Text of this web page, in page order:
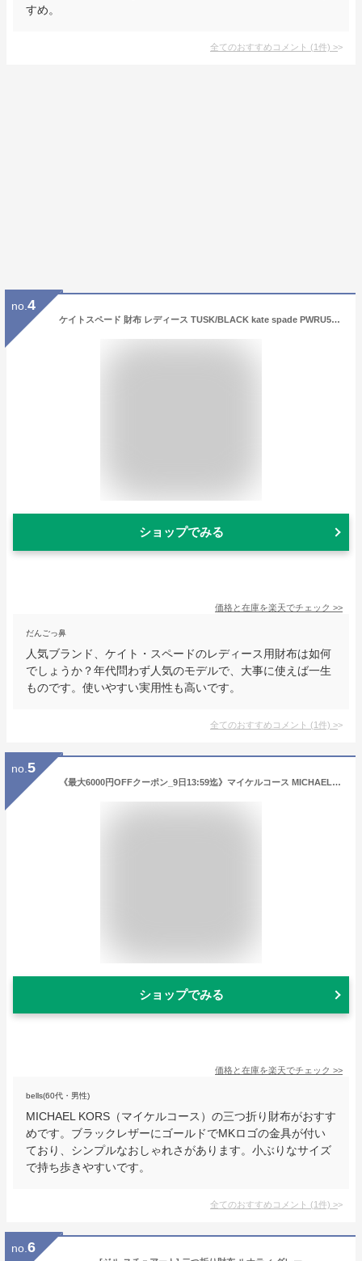
すめ。
全てのおすすめコメント (1件) >
no. 4
ケイトスペード 財布 レディース TUSK/BLACK kate spade PWRU5844 913 ブラック 誕生日 ブランド プレゼントにも 高級 20代 30代 40代 50代 60代
ショップでみる
価格と在庫を楽天でチェック >>
だんごっ鼻
人気ブランド、ケイト・スペードのレディース用財布は如何
でしょうか？年代問わず人気のモデルで、大事に使えば一生
ものです。使いやすい実用性も高いです。
全てのおすすめコメント (1件) >
no. 5
《最大6000円OFFクーポン_9日13:59迄》マイケルコース MICHAEL KORS 財布 レディース 三つ折り財布 CARMEN レザー ブラック 34S1GNME6L 001 | コンビニ受取 ブランド
ショップでみる
価格と在庫を楽天でチェック >>
bells(60代・男性)
MICHAEL KORS（マイケルコース）の三つ折り財布がおすす
めです。ブラックレザーにゴールドでMKロゴの金具が付い
ており、シンプルなおしゃれさがあります。小ぶりなサイズ
で持ち歩きやすいです。
全てのおすすめコメント (1件) >
no. 6